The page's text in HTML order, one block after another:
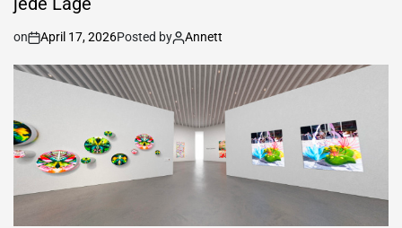
on April 17, 2026Posted by Annett